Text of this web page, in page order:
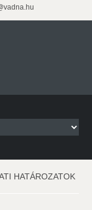
HATÁROZATOK